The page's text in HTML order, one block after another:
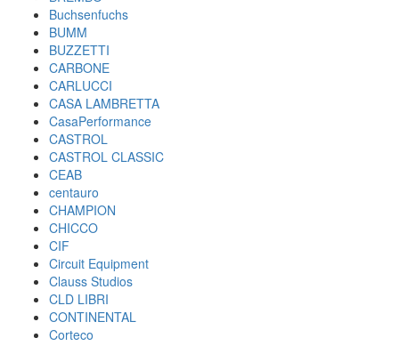
Buchsenfuchs
BUMM
BUZZETTI
CARBONE
CARLUCCI
CASA LAMBRETTA
CasaPerformance
CASTROL
CASTROL CLASSIC
CEAB
centauro
CHAMPION
CHICCO
CIF
Circuit Equipment
Clauss Studios
CLD LIBRI
CONTINENTAL
Corteco